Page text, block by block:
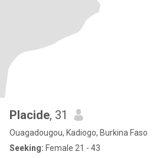
Placide, 31
Ouagadougou, Kadiogo, Burkina Faso
Seeking: Female 21 - 43